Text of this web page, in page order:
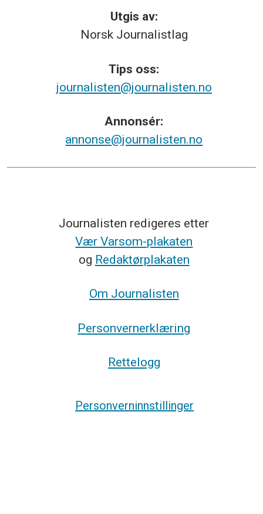
Utgis av:
Norsk Journalistlag
Tips oss:
journalisten@journalisten.no
Annonsér:
annonse@journalisten.no
Journalisten redigeres etter
Vær Varsom-plakaten
og Redaktørplakaten
Om Journalisten
Personvernerklæring
Rettelogg
Personverninnstillinger